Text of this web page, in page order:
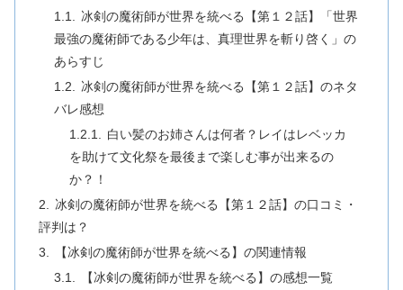
冰剣の魔術師が世界を統べる【第１２話】「世界
最強の魔術師である少年は、真理世界を斬り啓く」の
あらすじ
冰剣の魔術師が世界を統べる【第１２話】のネタ
バレ感想
白い髪のお姉さんは何者？レイはレベッカ
を助けて文化祭を最後まで楽しむ事が出来るの
か？！
冰剣の魔術師が世界を統べる【第１２話】の口コミ・
評判は？
【冰剣の魔術師が世界を統べる】の関連情報
【冰剣の魔術師が世界を統べる】の感想一覧